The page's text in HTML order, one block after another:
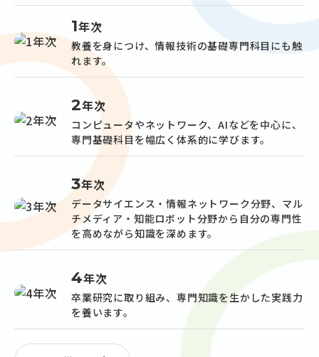
1年次
教養を身につけ、情報技術の基礎専門科目にも触
れます。
2年次
コンピュータやネットワーク、AIなどを中心に、
専門基礎科目を幅広く体系的に学びます。
3年次
データサイエンス・情報ネットワーク分野、マル
チメディア・知能ロボット分野から自分の専門性
を高めながら知識を深めます。
4年次
卒業研究に取り組み、専門知識を生かした実践力
を養います。